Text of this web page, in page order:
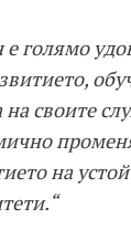
голямо
своите
на